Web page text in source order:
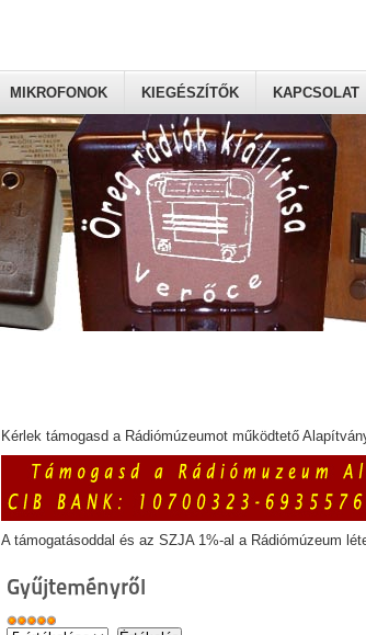
MIKROFONOK KIEGÉSZÍTŐK KAPCSOLAT
Kérlek támogasd a Rádiómúzeumot működtető
A támogatásoddal és az SZJA 1%-al a Rádiómúzeum
Gyűjteményről